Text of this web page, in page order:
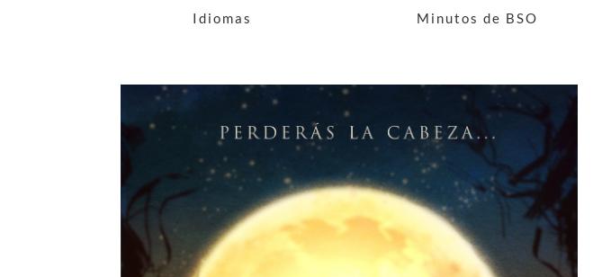
Idiomas Minutos de BSO